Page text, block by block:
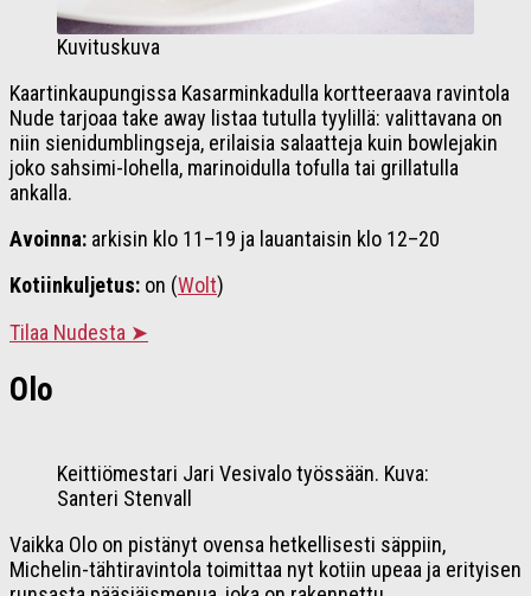
Kuvituskuva
Kaartinkaupungissa Kasarminkadulla kortteeraava ravintola
Nude tarjoaa take away listaa tutulla tyylillä: valittavana on
niin sienidumblingseja, erilaisia salaatteja kuin bowlejakin
joko sahsimi-lohella, marinoidulla tofulla tai grillatulla
ankalla.
Avoinna: arkisin klo 11–19 ja lauantaisin klo 12–20
Kotiinkuljetus: on (Wolt)
Tilaa Nudesta ➤
Olo
Keittiömestari Jari Vesivalo työssään. Kuva:
Santeri Stenvall
Vaikka Olo on pistänyt ovensa hetkellisesti säppiin,
Michelin-tähtiravintola toimittaa nyt kotiin upeaa ja erityisen